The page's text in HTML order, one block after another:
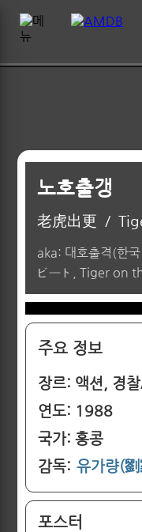
노호출갱
老虎出更 /
aka: 대호출격(한국
ビート, Tiger on
주요 정보
장르: 액션, 경
연도: 1988
국가: 홍콩
감독: 유가량(
포스터